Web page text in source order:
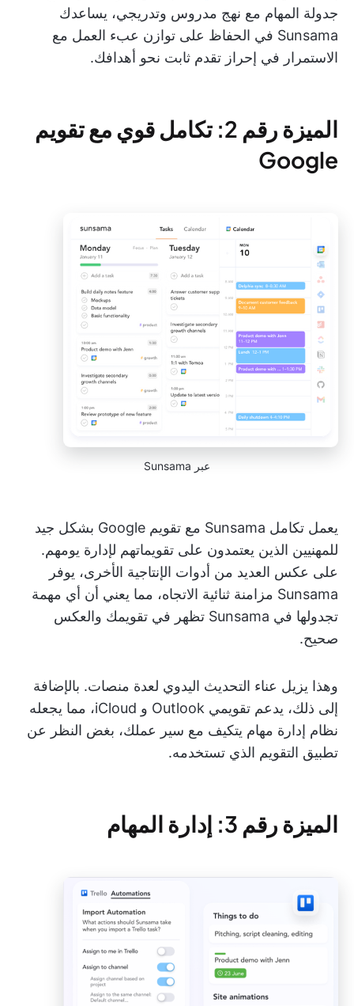
جدولة المهام مع نهج مدروس وتدريجي، يساعدك
Sunsama في الحفاظ على توازن عبء العمل مع
الاستمرار في إحراز تقدم ثابت نحو أهدافك.
الميزة رقم 2: تكامل قوي مع تقويم
Google
عبر Sunsama
يعمل تكامل Sunsama مع تقويم Google بشكل جيد
للمهنيين الذين يعتمدون على تقويماتهم لإدارة يومهم.
على عكس العديد من أدوات الإنتاجية الأخرى، يوفر
Sunsama مزامنة ثنائية الاتجاه، مما يعني أن أي مهمة
تجدولها في Sunsama تظهر في تقويمك والعكس
صحيح.
وهذا يزيل عناء التحديث اليدوي لعدة منصات. بالإضافة
إلى ذلك، يدعم تقويمي Outlook و iCloud، مما يجعله
نظام إدارة مهام يتكيف مع سير عملك، بغض النظر عن
تطبيق التقويم الذي تستخدمه.
الميزة رقم 3: إدارة المهام